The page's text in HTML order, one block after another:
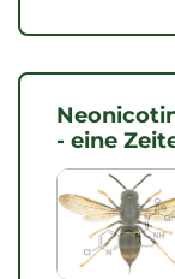
- eine